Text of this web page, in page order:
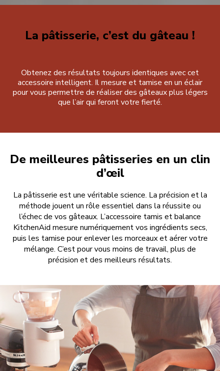
La pâtisserie, c’est du gâteau !
Obtenez des résultats toujours identiques avec cet
accessoire intelligent. Il mesure et tamise en un éclair
pour vous permettre de réaliser des gâteaux plus légers
que l’air qui feront votre fierté.
De meilleures pâtisseries en un clin
d’œil
La pâtisserie est une véritable science. La précision et la
méthode jouent un rôle essentiel dans la réussite ou
l’échec de vos gâteaux. L’accessoire tamis et balance
KitchenAid mesure numériquement vos ingrédients secs,
puis les tamise pour enlever les morceaux et aérer votre
mélange. C’est pour vous moins de travail, plus de
précision et des meilleurs résultats.